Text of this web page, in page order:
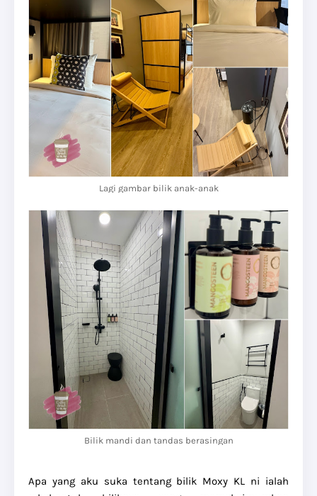
Lagi gambar bilik anak-anak
Bilik mandi dan tandas berasingan
Apa yang aku suka tentang bilik Moxy KL ni ialah